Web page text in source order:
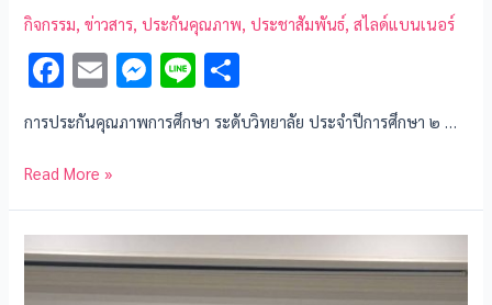
กิจกรรม ,ข่าวสาร ,ประกันคุณภาพ ,ประชาสัมพันธ์ ,สไลด์แบนเนอร์
F
ac
e
b
o
o
k
E
ai
l
M
es
se
g
er
Li
e
h
ar
การประกันคุณภาพการศึกษา ระดับวิทยาลัย ประจำปีการศึกษา ๒ …
Read More »